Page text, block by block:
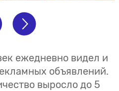
ежедневно видел и
объявлений.
выросло до 5